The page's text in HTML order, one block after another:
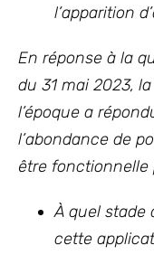
l’apparition
En réponse à la
du 31 mai 2023,
l’époque a
l’abondance de
être fonctionnelle
À quel stade
cette